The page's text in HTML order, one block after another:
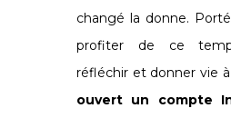
changé la donne.
profiter de ce
réfléchir et donner vie
ouvert un compte